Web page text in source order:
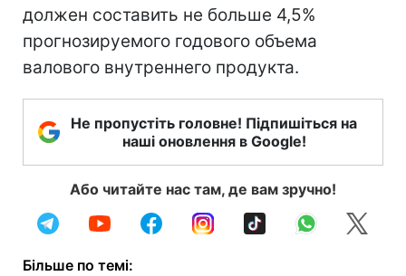
должен составить не больше 4,5%
прогнозируемого годового объема
валового внутреннего продукта.
Не пропустіть головне! Підпишіться на
наші оновлення в Google!
Або читайте нас там, де вам зручно!
Більше по темі: